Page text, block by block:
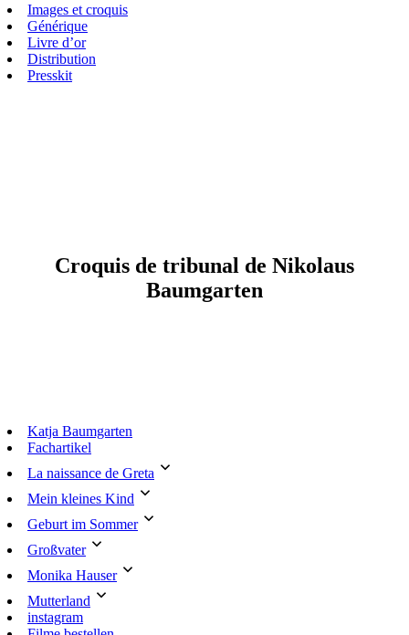
Images et croquis
Générique
Livre d’or
Distribution
Presskit
Croquis de tribunal de Nikolaus
Baumgarten
Katja Baumgarten
Fachartikel
La naissance de Greta
Mein kleines Kind
Geburt im Sommer
Großvater
Monika Hauser
Mutterland
instagram